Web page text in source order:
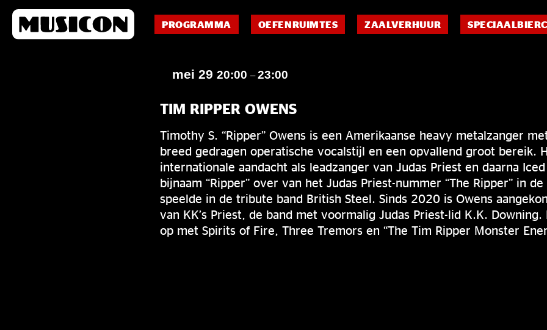
PROGRAMMA OEFENRUIMTES ZAALVERHUUR
mei 29 20:00 –23:00
TIM RIPPER OWENS
Timothy S. “Ripper” Owens is een Amerikaanse heavy metalzanger
breed gedragen operatische vocalstijl en een opvallend groot bereik.
internationale aandacht als leadzanger van Judas Priest en daarna
bijnaam “Ripper” over van het Judas Priest-nummer “The Ripper” in
speelde in de tribute band British Steel. Sinds 2020 is Owens
van KK’s Priest, de band met voormalig Judas Priest-lid K.K.
op met Spirits of Fire, Three Tremors en “The Tim Ripper Monster